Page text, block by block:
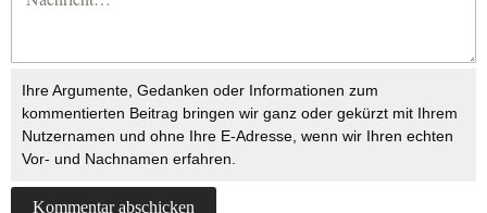
Ihre Argumente, Gedanken oder Informationen zum
kommentierten Beitrag bringen wir ganz oder gekürzt mit Ihrem
Nutzernamen und ohne Ihre E-Adresse, wenn wir Ihren echten
Vor- und Nachnamen erfahren.